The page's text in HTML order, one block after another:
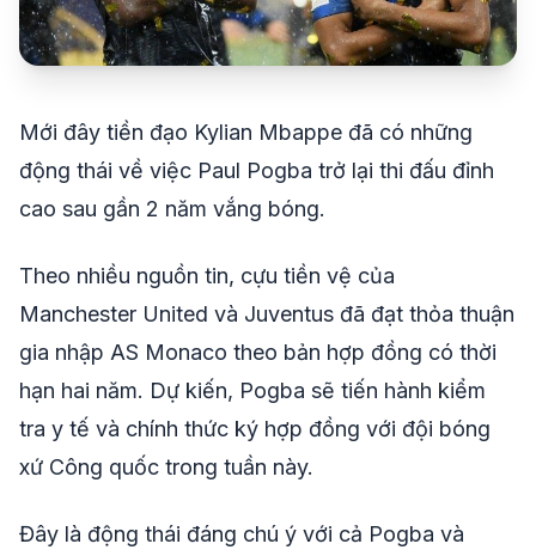
Mới đây tiền đạo Kylian Mbappe đã có những
động thái về việc Paul Pogba trở lại thi đấu đỉnh
cao sau gần 2 năm vắng bóng.
Theo nhiều nguồn tin, cựu tiền vệ của
Manchester United và Juventus đã đạt thỏa thuận
gia nhập AS Monaco theo bản hợp đồng có thời
hạn hai năm. Dự kiến, Pogba sẽ tiến hành kiểm
tra y tế và chính thức ký hợp đồng với đội bóng
xứ Công quốc trong tuần này.
Đây là động thái đáng chú ý với cả Pogba và